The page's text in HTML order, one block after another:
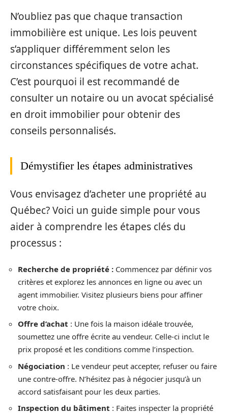
N’oubliez pas que chaque transaction
immobilière est unique. Les lois peuvent
s’appliquer différemment selon les
circonstances spécifiques de votre achat.
C’est pourquoi il est recommandé de
consulter un notaire ou un avocat spécialisé
en droit immobilier pour obtenir des
conseils personnalisés.
Démystifier les étapes administratives
Vous envisagez d’acheter une propriété au
Québec? Voici un guide simple pour vous
aider à comprendre les étapes clés du
processus :
Recherche de propriété : Commencez par définir vos
critères et explorez les annonces en ligne ou avec un
agent immobilier. Visitez plusieurs biens pour affiner
votre choix.
Offre d’achat : Une fois la maison idéale trouvée,
soumettez une offre écrite au vendeur. Celle-ci inclut le
prix proposé et les conditions comme l’inspection.
Négociation : Le vendeur peut accepter, refuser ou faire
une contre-offre. N’hésitez pas à négocier jusqu’à un
accord satisfaisant pour les deux parties.
Inspection du bâtiment : Faites inspecter la propriété